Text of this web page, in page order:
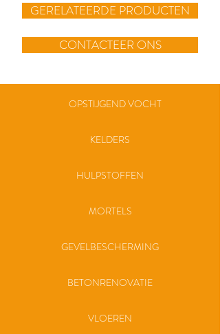
GERELATEERDE PRODUCTEN
CONTACTEER ONS
OPSTIJGEND VOCHT
KELDERS
HULPSTOFFEN
MORTELS
GEVELBESCHERMING
BETONRENOVATIE
VLOEREN